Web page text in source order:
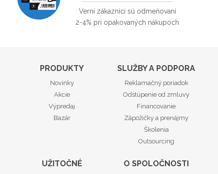
Verní zákazníci sú odmeňovaní
2-4% pri opakovaných nákupoch
PRODUKTY
Novinky
Akcie
Výpredaj
Bazár
SLUŽBY A PODPORA
Reklamačný poriadok
Odstúpenie od zmluvy
Financovanie
Zápožičky a prenájmy
Školenia
Outsourcing
UŽITOČNÉ O SPOLOČNOSTI